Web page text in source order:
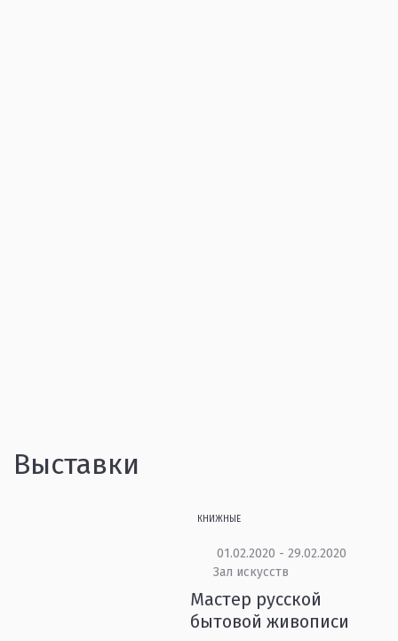
Выставки
КНИЖНЫЕ
01.02.2020 - 29.02.2020
Зал искусств
Мастер русской
бытовой живописи